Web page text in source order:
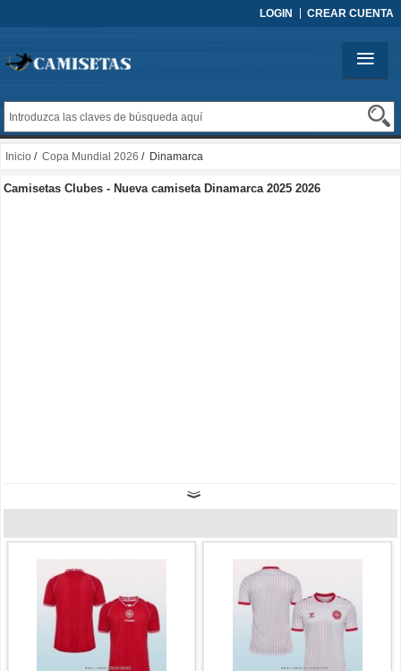
LOGIN CREAR CUENTA
Inicio / Copa Mundial 2026 / Dinamarca
Camisetas Clubes - Nueva camiseta Dinamarca 2025 2026